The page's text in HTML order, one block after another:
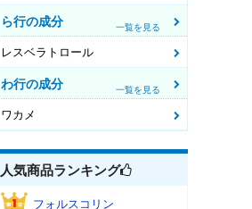
ら行の成分 一覧を見る
レスベラトロール
わ行の成分 一覧を見る
ワカメ
人気商品ランキング
フォルスコリン